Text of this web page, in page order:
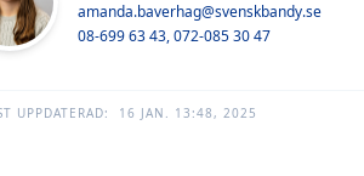
amanda.baverhag@svenskbandy.se
08-699 63 43, 072-085 30 47
UPPDATERAD: 16 JAN. 13:48, 2025